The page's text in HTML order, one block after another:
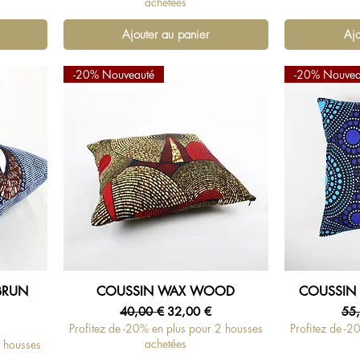
Ajouter au panier
Aperçu rapide
-20% Nouveauté
COUSSIN WAX WOOD
Prix original
40,00 € Prix promotionnel
32,00 €
Profitez de -20% en plus pour 2 housses
achetées
-20%
COUSSIN
Profitez de -